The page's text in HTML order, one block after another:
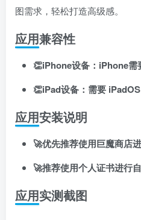
图需求，轻松打造高级感。
应用兼容性
👏iPhone设备：iPhone需
👏iPad设备：需要 iPadOS
应用安装说明
🚀优先推荐使用巨魔商店
🚀推荐使用个人证书进行
应用实测截图